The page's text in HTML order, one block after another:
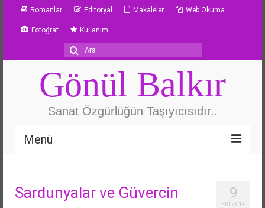
Romanlar Editoryal Makaleler Web Okuma
Fotoğraf Kullanım
Şunu
ara:
Gönül Balkır
Sanat Özgürlüğün Taşıyıcısıdır..
Menü
Güvercin Gerdanlığı 9
EKI 2014
Sardunyalar ve Güvercin